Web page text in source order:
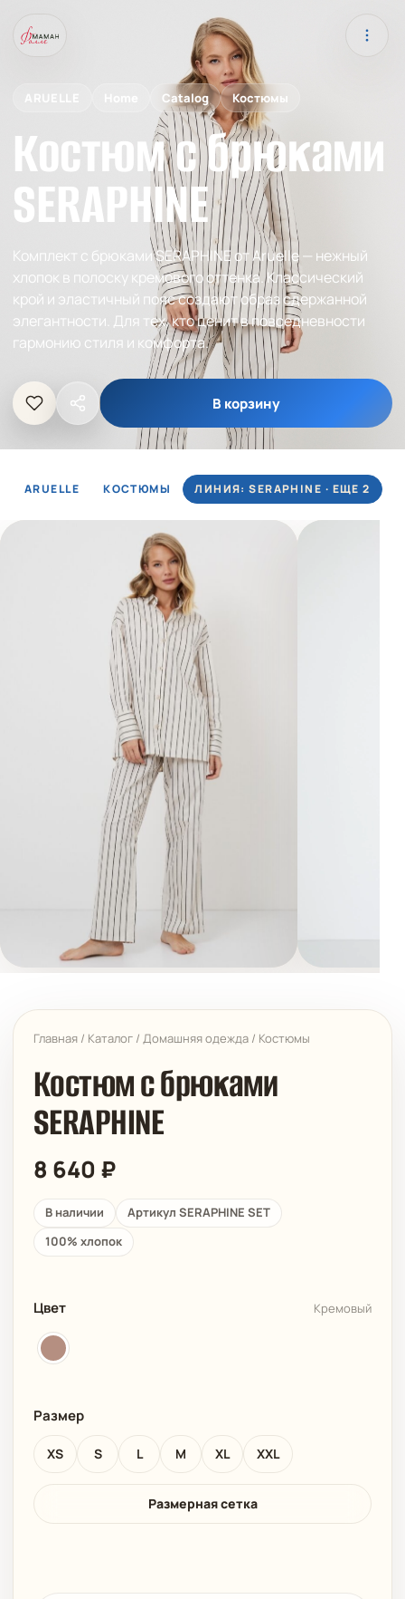
ARUELLE Catalog Костюмы
Костюм с брюками
SERAPHINE
Комплект с брюками SERAPHINE от Aruelle — нежный
хлопок в полоску кремового оттенка. Классический
крой и эластичный пояс создают образ сдержанной
элегантности. Для тех, кто ценит в повседневности
гармонию стиля и комфорта.
В корзину
ARUELLE КОСТЮМЫ ЛИНИЯ: SERAPHINE · ЕЩЕ 2
Главная / Каталог / Домашняя одежда / Костюмы
Костюм с брюками
SERAPHINE
8 640 ₽
В наличии
Артикул SERAPHINE SET
100% хлопок
Цвет Кремовый
Размер
XS S L M XL XXL
Размерная сетка